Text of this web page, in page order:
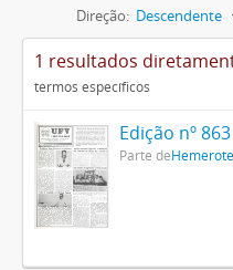
Direção: Descendente
1 resultados
termos específicos
Edição nº
Parte de